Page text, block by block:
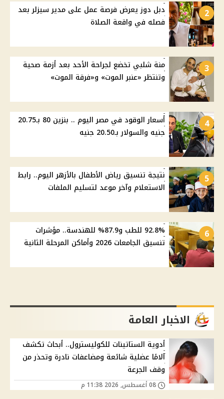
2
دبل دوز يعرض فرصة عمل على مدير سيزلر بعد
فصله في واقعة الصلاة
3
منة شلبي تخضع لجراحة الأحد بعد أزمة صحية
وتنتظر «عنبر الموت» و«فرقة الموت»
4
أسعار الوقود في مصر اليوم .. بنزين 80 بـ20.75
جنيه والسولار بـ20.50 جنيه
5
نتيجة تنسيق رياض الأطفال بالأزهر اليوم.. رابط
الاستعلام وآخر موعد لتسليم الملفات
6
92.8% للطب و87.9% للهندسة.. مؤشرات
تنسيق الجامعات 2026 وأماكن المرحلة الثانية
الاخبار العامة
أدوية الستاتينات للكوليسترول.. أبحاث تكشف
آلامًا عضلية شائعة ومضاعفات نادرة وتحذر من
وقف الجرعة